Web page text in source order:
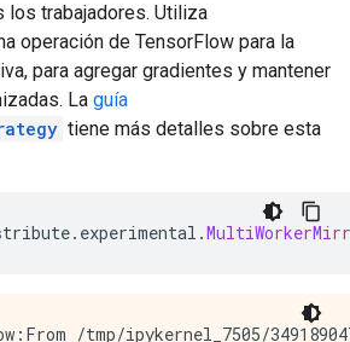
trabajadores. Utiliza
operación de TensorFlow para la
para agregar gradientes y mantener
La guía
tiene más detalles sobre esta
. experimental .
/tmp/ipykernel_7505/